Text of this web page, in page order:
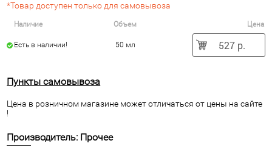
*Товар доступен только для самовывоза
Наличие Объем Цена
Есть в наличии! 50 мл 527 р.
Пункты самовывоза
Цена в розничном магазине может отличаться от цены на сайте
!
Производитель: Прочее